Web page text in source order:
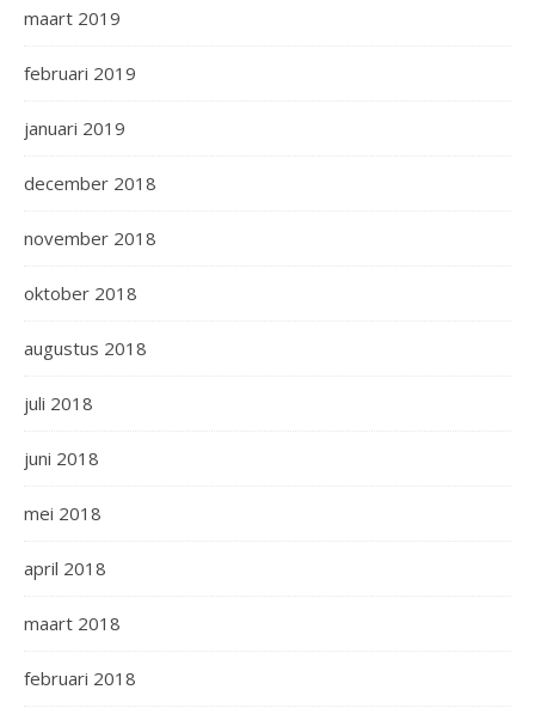
maart 2019
februari 2019
januari 2019
december 2018
november 2018
oktober 2018
augustus 2018
juli 2018
juni 2018
mei 2018
april 2018
maart 2018
februari 2018